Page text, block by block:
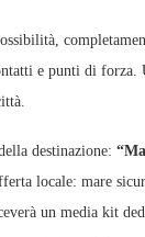
e punti di
destinazione:
locale: mare
un media kit